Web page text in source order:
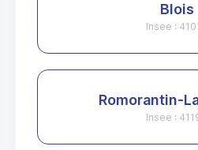
Blois
Insee :
Romorantin-
Insee :